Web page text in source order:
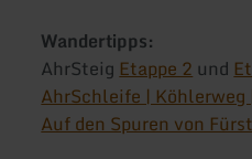
Wandertipps:
AhrSteig Etappe 2 und
AhrSchleife | Köhlerweg |
Auf den Spuren von